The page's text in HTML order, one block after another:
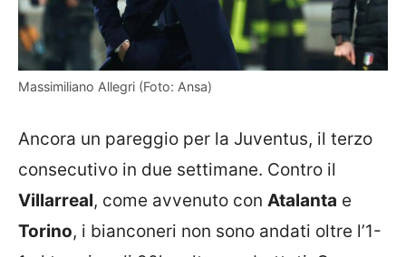
Massimiliano Allegri (Foto: Ansa)
Ancora un pareggio per la Juventus, il terzo
consecutivo in due settimane. Contro il
Villarreal, come avvenuto con Atalanta e
Torino, i bianconeri non sono andati oltre l’1-